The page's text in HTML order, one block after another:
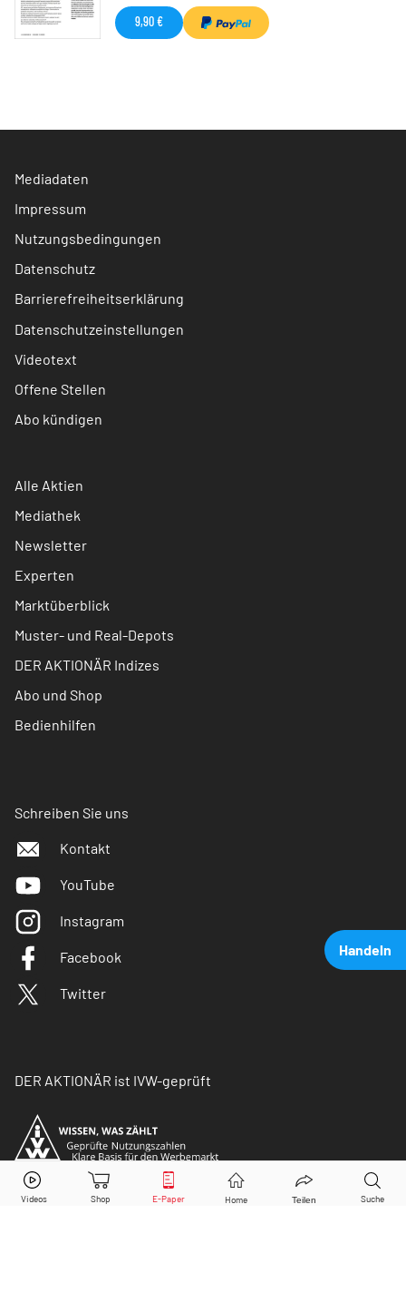
Handeln
Amazon Aktie jetzt handeln?
9,90 €
Mediadaten
Impressum
Nutzungsbedingungen
Datenschutz
Barrierefreiheitserklärung
Datenschutzeinstellungen
Videotext
Offene Stellen
Abo kündigen
Alle Aktien
Mediathek
Newsletter
Experten
Marktüberblick
Muster- und Real-Depots
DER AKTIONÄR Indizes
Abo und Shop
Bedienhilfen
Schreiben Sie uns
Kontakt
YouTube
Instagram
Facebook
Twitter
DER AKTIONÄR ist IVW-geprüft